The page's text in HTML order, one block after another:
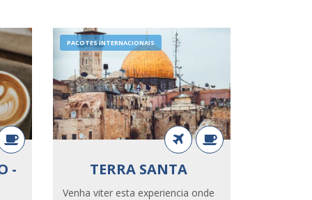
-
PACOTES INTERNACIONAIS
TERRA SANTA
Venha viter esta experiencia onde